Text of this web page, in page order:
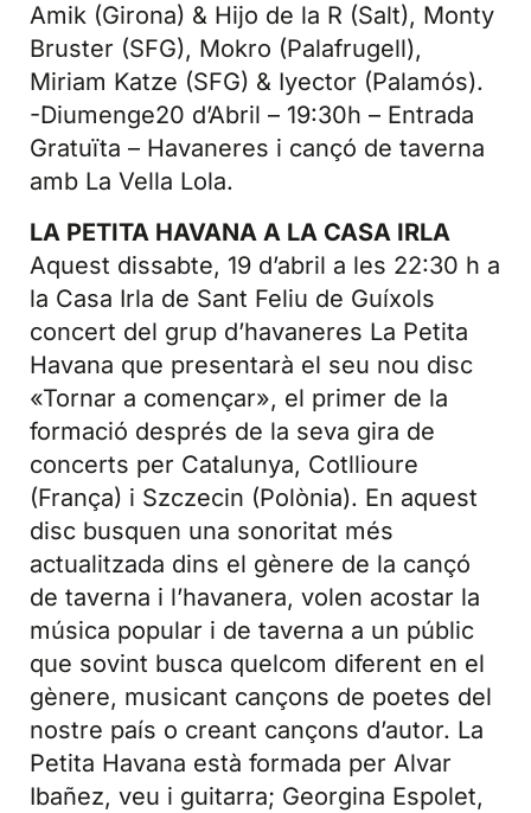
Amik (Girona) & Hijo de la R (Salt), Monty
Bruster (SFG), Mokro (Palafrugell),
Miriam Katze (SFG) & Iyector (Palamós).
-Diumenge20 d’Abril – 19:30h – Entrada
Gratuïta – Havaneres i cançó de taverna
amb La Vella Lola.
LA PETITA HAVANA A LA CASA IRLA
Aquest dissabte, 19 d’abril a les 22:30 h a
la Casa Irla de Sant Feliu de Guíxols
concert del grup d’havaneres La Petita
Havana que presentarà el seu nou disc
«Tornar a començar», el primer de la
formació després de la seva gira de
concerts per Catalunya, Cotllioure
(França) i Szczecin (Polònia). En aquest
disc busquen una sonoritat més
actualitzada dins el gènere de la cançó
de taverna i l’havanera, volen acostar la
música popular i de taverna a un públic
que sovint busca quelcom diferent en el
gènere, musicant cançons de poetes del
nostre país o creant cançons d’autor. La
Petita Havana està formada per Alvar
Ibañez, veu i guitarra; Georgina Espolet,